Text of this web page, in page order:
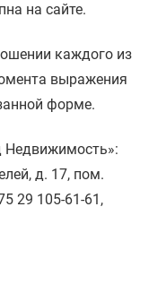
на сайте.
каждого из
выражения
форме.
д. 17, пом.
29 105-61-61,